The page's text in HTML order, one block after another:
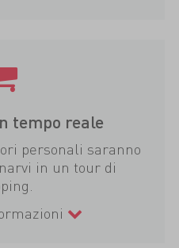
tempo reale
personali saranno
in un tour di